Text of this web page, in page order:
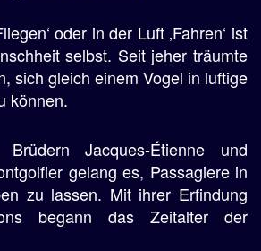
oder in der Luft ‚Fahren‘ ist
selbst. Seit jeher träumte
sich gleich einem Vogel in luftige
können.
Jacques-Étienne und
gelang es, Passagiere in
zu lassen. Mit ihrer Erfindung
begann das Zeitalter der